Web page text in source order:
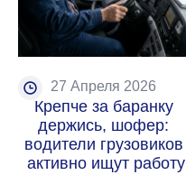
27 Апреля 2026
Крепче за баранку
держись, шофер:
водители грузовиков
активно ищут работу